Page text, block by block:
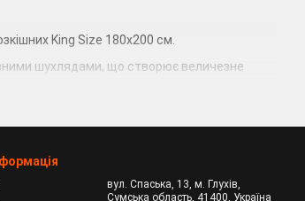
King Size 180х200 см.
шухлядами, що створює величезне
які витримують великі навантаження та
вул. Спаська, 13, м. Глухів,
Сумська область, 41400, Україна